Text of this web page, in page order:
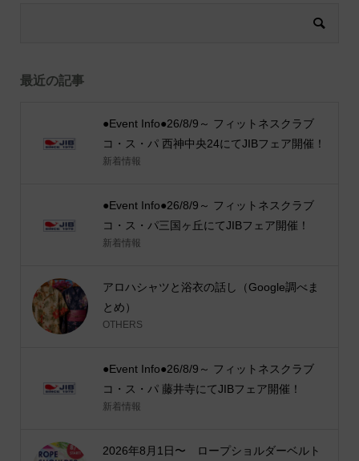
最近の記事
●Event Info●26/8/9～ フィットネスクラブ
コ・ス・パ 西神中央24にてJIBフェア開催！
新着情報
●Event Info●26/8/9～ フィットネスクラブ
コ・ス・パ三国ヶ丘にてJIBフェア開催！
新着情報
アロハシャツと浴衣の話し（Google調べま
とめ）
OTHERS
●Event Info●26/8/9～ フィットネスクラブ
コ・ス・パ 藤井寺にてJIBフェア開催！
新着情報
2026年8月1日〜 ロープショルダーベルト